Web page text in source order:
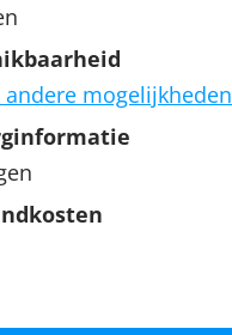
andere mogelijkheden